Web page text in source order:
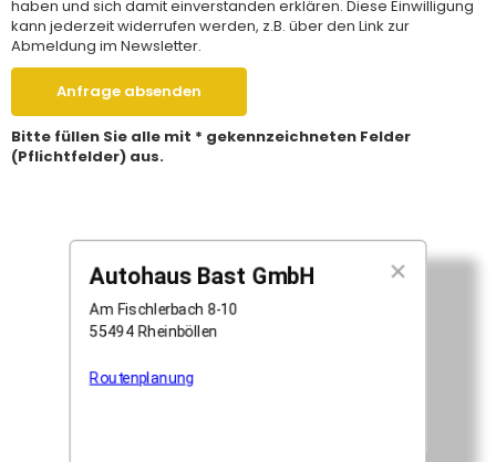
haben und sich damit einverstanden erklären. Diese Einwilligung
kann jederzeit widerrufen werden, z.B. über den Link zur
Abmeldung im Newsletter.
Anfrage absenden
Bitte füllen Sie alle mit * gekennzeichneten Felder
(Pflichtfelder) aus.